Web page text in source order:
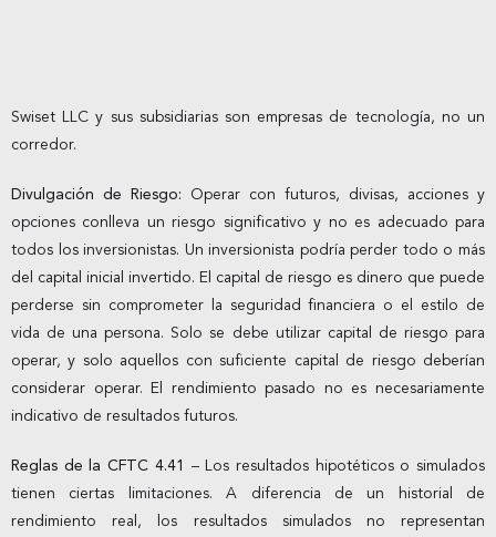
Swiset LLC y sus subsidiarias son empresas de tecnología, no un
corredor.
Divulgación de Riesgo: Operar con futuros, divisas, acciones y
opciones conlleva un riesgo significativo y no es adecuado para
todos los inversionistas. Un inversionista podría perder todo o más
del capital inicial invertido. El capital de riesgo es dinero que puede
perderse sin comprometer la seguridad financiera o el estilo de
vida de una persona. Solo se debe utilizar capital de riesgo para
operar, y solo aquellos con suficiente capital de riesgo deberían
considerar operar. El rendimiento pasado no es necesariamente
indicativo de resultados futuros.
Reglas de la CFTC 4.41
– Los resultados hipotéticos o simulados
tienen ciertas limitaciones. A diferencia de un historial de
rendimiento real, los resultados simulados no representan